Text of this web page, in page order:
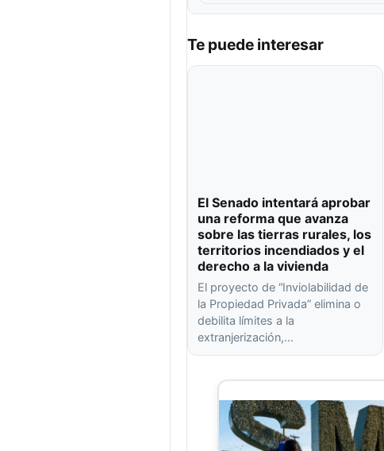
Te puede interesar
El Senado intentará aprobar
una reforma que avanza
sobre las tierras rurales, los
territorios incendiados y el
derecho a la vivienda
El proyecto de “Inviolabilidad de
la Propiedad Privada” elimina o
debilita límites a la
extranjerización,…